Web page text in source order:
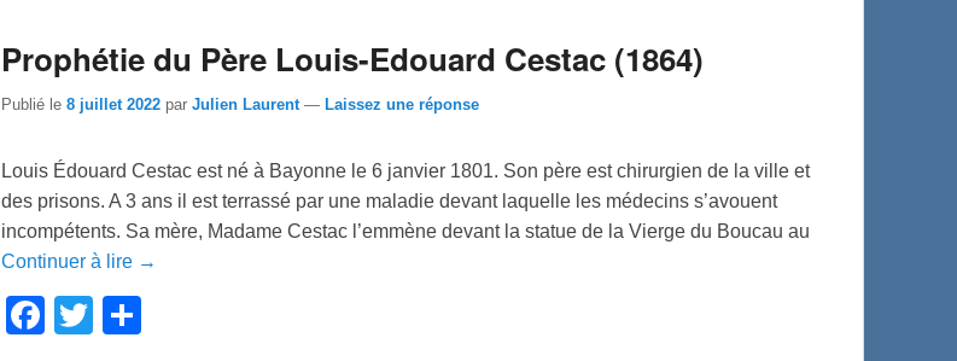
Prophétie du Père Louis-Edouard Cestac (1864)
Publié le 8 juillet 2022 par Julien Laurent — Laissez une réponse
Louis Édouard Cestac est né à Bayonne le 6 janvier 1801. Son père est chirurgien de la ville et
des prisons. A 3 ans il est terrassé par une maladie devant laquelle les médecins s’avouent
incompétents. Sa mère, Madame Cestac l’emmène devant la statue de la Vierge du Boucau au
Continuer à lire →
F
T